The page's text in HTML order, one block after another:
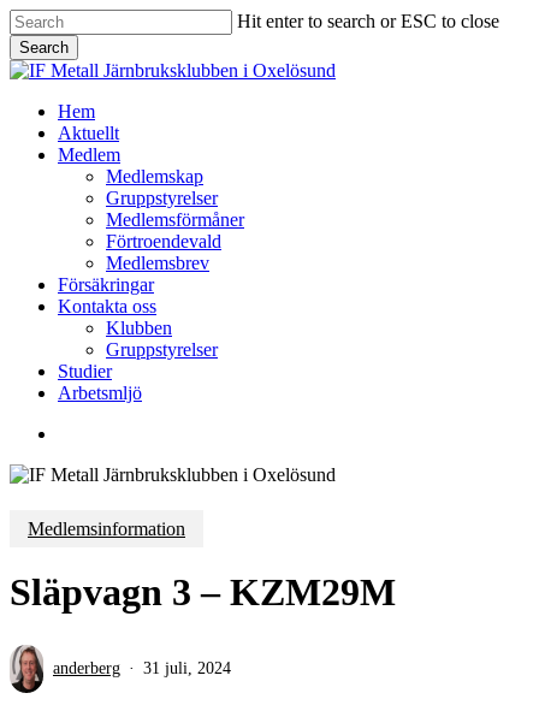
Skip
to
main
content
Hit enter to search or ESC to close
Search
Close
Menu
Hem
Aktuellt
Medlem
Medlemskap
Gruppstyrelser
Medlemsförmåner
Förtroendevald
Medlemsbrev
Försäkringar
Kontakta oss
Klubben
Gruppstyrelser
Studier
Arbetsmljö
Medlemsinformation
Släpvagn 3 – KZM29M
anderberg 31 juli, 2024